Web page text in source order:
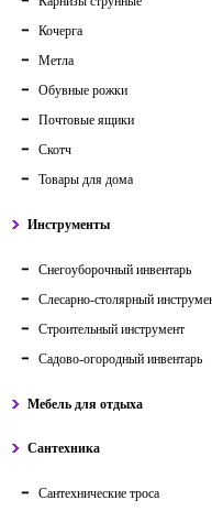
Кочерга
Метла
Обувные рожки
Почтовые ящики
Скотч
Товары для дома
Инструменты
Снегоуборочный инвентарь
Слесарно-столярный
Строительный инструмент
Садово-огородный инвентарь
Мебель для отдыха
Сантехника
Сантехнические троса